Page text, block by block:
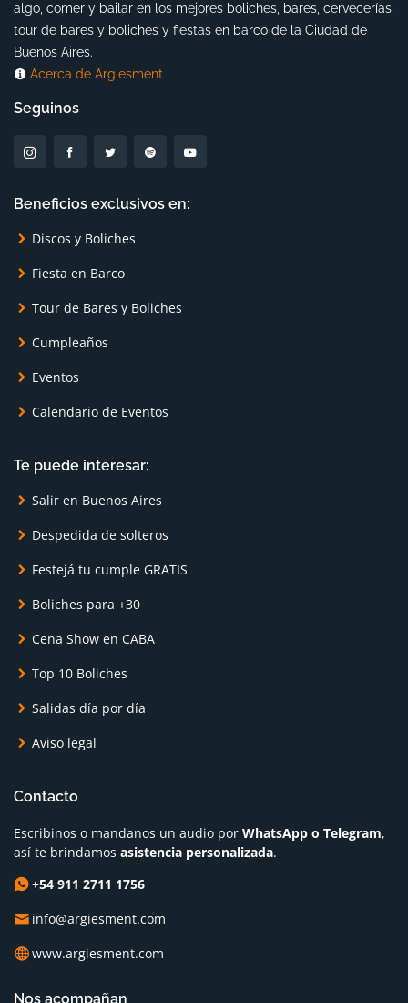
algo, comer y bailar en los mejores boliches, bares, cervecerías,
tour de bares y boliches y fiestas en barco de la Ciudad de
Buenos Aires.
Acerca de Argiesment
Seguinos
Beneficios exclusivos en:
Discos y Boliches
Fiesta en Barco
Tour de Bares y Boliches
Cumpleaños
Eventos
Calendario de Eventos
Te puede interesar:
Salir en Buenos Aires
Despedida de solteros
Festejá tu cumple GRATIS
Boliches para +30
Cena Show en CABA
Top 10 Boliches
Salidas día por día
Aviso legal
Contacto
Escribinos o mandanos un audio por WhatsApp o Telegram,
así te brindamos asistencia personalizada.
+54 911 2711 1756
info@argiesment.com
www.argiesment.com
Nos acompañan